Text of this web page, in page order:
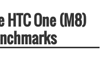
HTC One (M8)